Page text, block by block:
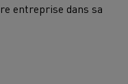
entreprise dans sa